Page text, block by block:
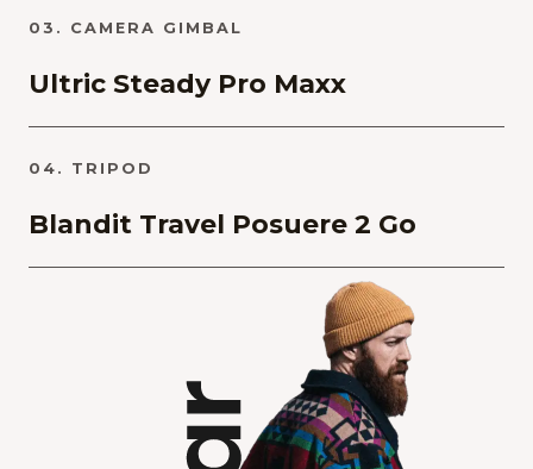
03. CAMERA GIMBAL
Ultric Steady Pro Maxx
04. TRIPOD
Blandit Travel Posuere 2 Go